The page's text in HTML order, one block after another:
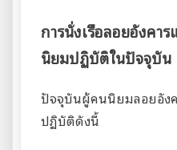
การนั่งเรือลอยอังคา
นิยมปฏิบัติในปัจจุบัน
ปัจจุบันผู้คนนิยมลอยอัง
ปฏิบัติดังนี้